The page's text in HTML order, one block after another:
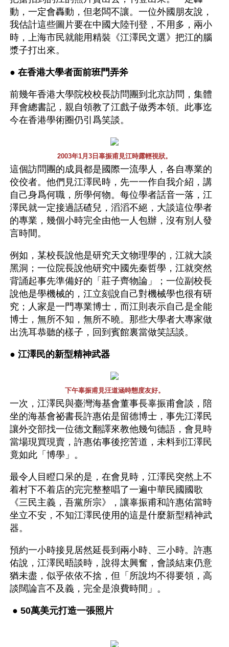
動，一定會轟動，但老闆不讓。一位外國朋友說，
我估計這些圖片要在中國大陸刊登，不用多，兩小
時，上海市民就能用精裝《江澤民文選》把江的腦
漿子打出來。
● 在香港大學者面前班門弄斧
前幾年香港大學院校校長訪問團到北京訪問，集體
拜會總書記，親自領教了江戲子做秀本領。此事迄
今在香港學術圈仍引爲笑談。
2003年1月3日辜振甫見江時露輕視狀。
這個訪問團的成員都是國際一流學人，各自專業的
佼佼者。他們見江澤民時，先一一作自我介紹，講
自己身爲何職，所學何物。每位學者話音一落，江
澤民就一定接過話碴兒，滔滔不絕，大談這位學者
的專業，幾個小時完全由他一人包辦，沒有別人發
言時間。
例如，某校長說他是研究天文物理學的，江就大談
黑洞；一位院長說他研究中國先秦哲學，江就突然
背誦起事先準備好的「莊子齊物論」；一位副校長
說他是學機械的，江立刻說自己對機械學也很有研
究；人家是一門專業博士，而江則表示自己是全能
博士，無所不知，無所不曉。那些大學者大專家做
出洗耳恭聽的樣子，回到賓館裏當做笑話談。
● 江澤民的新型精神武器
下午辜振甫見汪道涵時態度友好。
一次，江澤民與臺灣海基會董事長辜振甫會談，陪
坐的海基會祕書長許惠佑是留德博士，事先江澤民
讓外交部找一位德文翻譯來教他幾句德語，會見時
當場現買現賣，許惠佑事後挖苦道，未料到江澤民
竟如此「博學」。
最令人目瞪口呆的是，在會見時，江澤民突然上不
着村下不着店的完完整整唱了一遍中華民國國歌
《三民主義，吾黨所宗》，讓辜振甫和許惠佑當時
坐立不安，不知江澤民使用的這是什麼新型精神武
器。
預約一小時接見居然延長到兩小時、三小時。許惠
佑說，江澤民晤談時，說得太興奮，會談結束仍意
猶未盡，似乎依依不捨，但「所說均不得要領，高
談闊論言不及義，完全是浪費時間」。
● 50萬美元打造一張照片